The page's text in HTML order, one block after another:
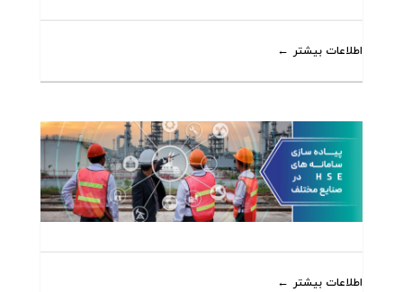
اطلاعات بیشتر
اطلاعات بیشتر